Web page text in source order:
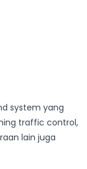
system yang
traffic control,
lain juga